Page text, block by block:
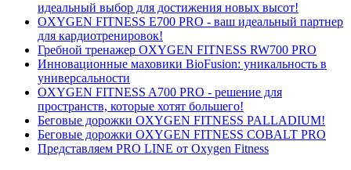
идеальный выбор для достижения новых высот!
OXYGEN FITNESS E700 PRO - ваш идеальный партнер
для кардиотренировок!
Гребной тренажер OXYGEN FITNESS RW700 PRO
Инновационные маховики BioFusion: уникальность в
универсальности
OXYGEN FITNESS A700 PRO - решение для
пространств, которые хотят большего!
Беговые дорожки OXYGEN FITNESS PALLADIUM!
Беговые дорожки OXYGEN FITNESS COBALT PRO
Представляем PRO LINE от Oxygen Fitness